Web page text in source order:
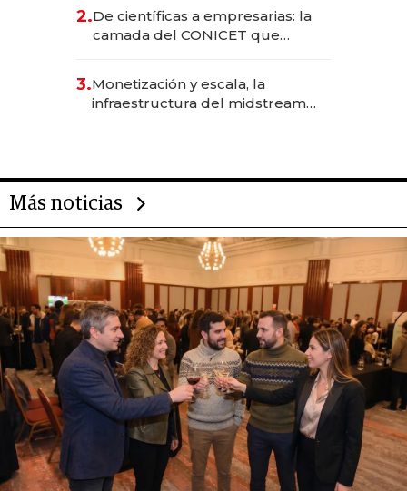
2.De científicas a empresarias: la
camada del CONICET que
3.Monetización y escala, la
infraestructura del midstream
Más noticias